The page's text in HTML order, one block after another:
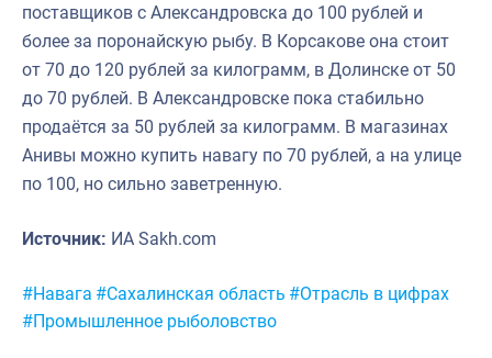
поставщиков с Александровска до 100 рублей и
более за поронайскую рыбу. В Корсакове она стоит
от 70 до 120 рублей за килограмм, в Долинске от 50
до 70 рублей. В Александровске пока стабильно
продаётся за 50 рублей за килограмм. В магазинах
Анивы можно купить навагу по 70 рублей, а на улице
по 100, но сильно заветренную.
Источник: ИА Sakh.com
Метки:
#Навага #Сахалинская область #Отрасль в цифрах
#Промышленное рыболовство